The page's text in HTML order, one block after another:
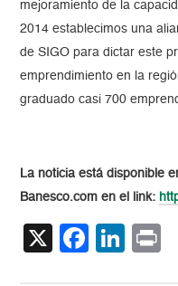
mejoramiento de la
2014 establecimos una
de SIGO para dictar este
emprendimiento en la
graduado casi 700
La noticia está disponible
Banesco.com en el link:
X